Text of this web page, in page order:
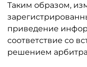
Таким образом,
приведение
соответствие со
решением